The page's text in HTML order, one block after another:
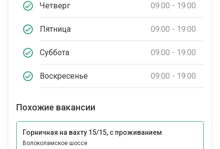
Четверг 09:00 - 19:00
Пятница 09:00 - 19:00
Суббота 09:00 - 19:00
Воскресенье 09:00 - 19:00
Похожие вакансии
Горничная на вахту 15/15, с проживанием
Волоколамское шоссе